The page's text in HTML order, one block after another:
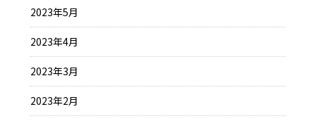
2023年5月
2023年4月
2023年3月
2023年2月